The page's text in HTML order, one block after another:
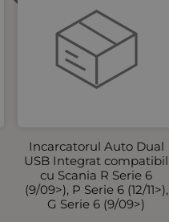
Incarcatorul Auto Dual
USB Integrat compatibil
cu Scania R Serie 6
(9/09>), P Serie 6 (12/11>),
G Serie 6 (9/09>)